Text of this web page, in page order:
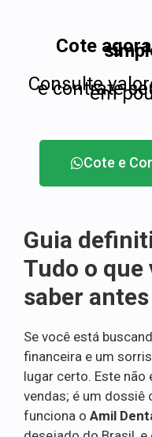
Cote
Consulte
e contrate
em
Cote e
Guia
Tudo o que
saber
Se você está
financeira e um
lugar certo. Este não
vendas; é um
funciona o Amil